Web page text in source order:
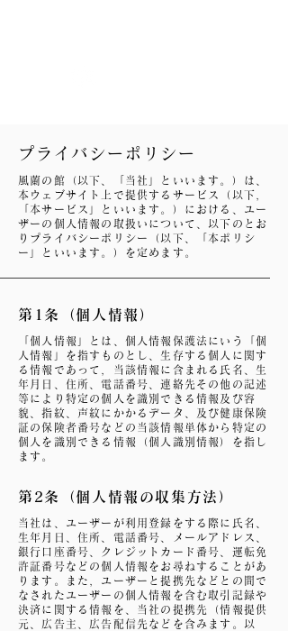
プライバシーポリシー
風蘭の館（以下、「当社」といいます。）は、
本ウェブサイト上で提供するサービス（以下,
「本サービス」といいます。）における、ユー
ザーの個人情報の取扱いについて、以下のとお
りプライバシーポリシー（以下、「本ポリシ
ー」といいます。）を定めます。
第1条（個人情報）
「個人情報」とは、個人情報保護法にいう「個
人情報」を指すものとし、生存する個人に関す
る情報であって，当該情報に含まれる氏名、生
年月日、住所、電話番号、連絡先その他の記述
等により特定の個人を識別できる情報及び容
貌、指紋、声紋にかかるデータ、及び健康保険
証の保険者番号などの当該情報単体から特定の
個人を識別できる情報（個人識別情報）を指し
ます。
第2条（個人情報の収集方法）
当社は、ユーザーが利用登録をする際に氏名、
生年月日、住所、電話番号、メールアドレス、
銀行口座番号、クレジットカード番号、運転免
許証番号などの個人情報をお尋ねすることがあ
ります。また，ユーザーと提携先などとの間で
なされたユーザーの個人情報を含む取引記録や
決済に関する情報を、当社の提携先（情報提供
元、広告主、広告配信先などを含みます。以